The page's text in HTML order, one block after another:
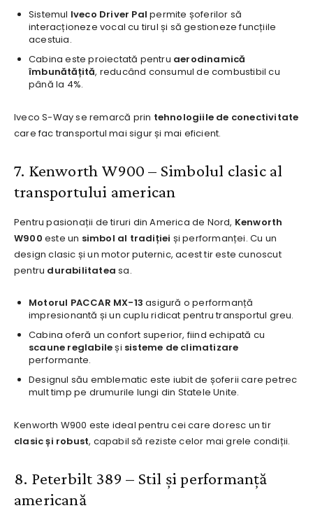
Sistemul Iveco Driver Pal permite șoferilor să
interacționeze vocal cu tirul și să gestioneze funcțiile
acestuia.
Cabina este proiectată pentru aerodinamică
îmbunătățită, reducând consumul de combustibil cu
până la 4%.
Iveco S-Way se remarcă prin tehnologiile de conectivitate
care fac transportul mai sigur și mai eficient.
7. Kenworth W900 – Simbolul clasic al
transportului american
Pentru pasionații de tiruri din America de Nord, Kenworth
W900 este un simbol al tradiției și performanței. Cu un
design clasic și un motor puternic, acest tir este cunoscut
pentru durabilitatea sa.
Motorul PACCAR MX-13 asigură o performanță
impresionantă și un cuplu ridicat pentru transportul greu.
Cabina oferă un confort superior, fiind echipată cu
scaune reglabileși sisteme de climatizare
performante.
Designul său emblematic este iubit de șoferii care petrec
mult timp pe drumurile lungi din Statele Unite.
Kenworth W900 este ideal pentru cei care doresc un tir
clasic și robust, capabil să reziste celor mai grele condiții.
8. Peterbilt 389 – Stil și performanță
americană